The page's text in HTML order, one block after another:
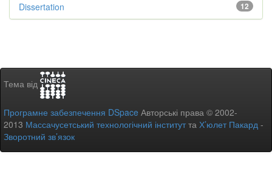
12
Dissertation
Тема від
Програмне забезпечення DSpace Авторські права © 2002-
2013 Массачусетський технологічний інститутта Х’юлет Пакард -
Зворотний зв’язок